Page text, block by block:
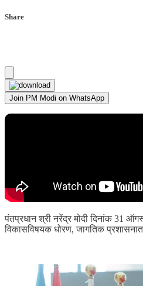
Share
Join PM Modi on WhatsApp
पंतप्रधान श्री नरेंद्र मोदी दिनांक 31
विकासविषयक धोरण, जागतिक